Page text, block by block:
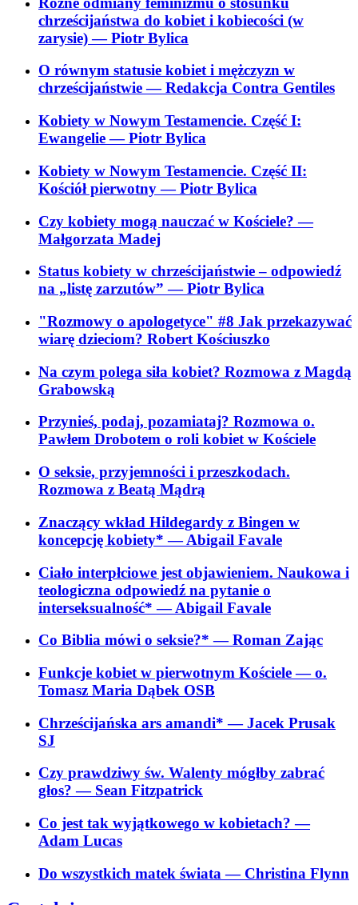
chrześcijaństwa do kobiet i kobiecości (w
zarysie)— Piotr Bylica
O równym statusie kobiet i mężczyzn w
chrześcijaństwie— Redakcja Contra Gentiles
Kobiety w Nowym Testamencie. Część I:
Ewangelie— Piotr Bylica
Kobiety w Nowym Testamencie. Część II:
Kościół pierwotny— Piotr Bylica
Czy kobiety mogą nauczać w Kościele?—
Małgorzata Madej
Status kobiety w chrześcijaństwie – odpowiedź
na „listę zarzutów”— Piotr Bylica
"Rozmowy o apologetyce" #8 Jak przekazywać
wiarę dzieciom? Robert Kościuszko
Na czym polega siła kobiet? Rozmowa z Magdą
Grabowską
Przynieś, podaj, pozamiataj? Rozmowa o.
Pawłem Drobotem o roli kobiet w Kościele
O seksie, przyjemności i przeszkodach.
Rozmowa z Beatą Mądrą
Znaczący wkład Hildegardy z Bingen w
koncepcję kobiety*— Abigail Favale
Ciało interpłciowe jest objawieniem. Naukowa i
teologiczna odpowiedź na pytanie o
interseksualność*— Abigail Favale
Co Biblia mówi o seksie?*— Roman Zając
Funkcje kobiet w pierwotnym Kościele— o.
Tomasz Maria Dąbek OSB
Chrześcijańska ars amandi*— Jacek Prusak
SJ
Czy prawdziwy św. Walenty mógłby zabrać
głos?— Sean Fitzpatrick
Co jest tak wyjątkowego w kobietach?—
Adam Lucas
Do wszystkich matek świata— Christina Flynn